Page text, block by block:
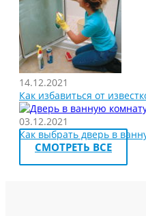
14.12.2021
Как избавиться от
03.12.2021
Как выбрать дверь в
СМОТРЕТЬ ВСЕ